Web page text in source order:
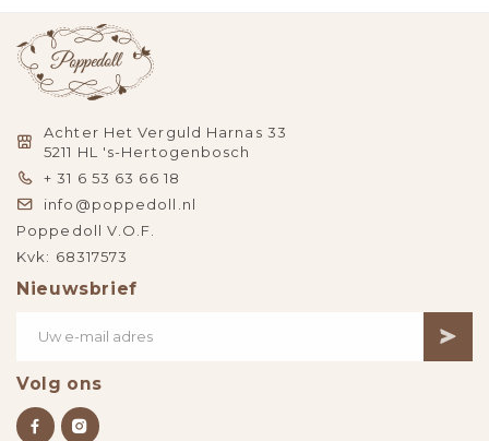
Achter Het Verguld Harnas 33
5211 HL 's-Hertogenbosch
+ 31 6 53 63 66 18
info@poppedoll.nl
Poppedoll V.O.F.
Kvk: 68317573
Nieuwsbrief
Volg ons